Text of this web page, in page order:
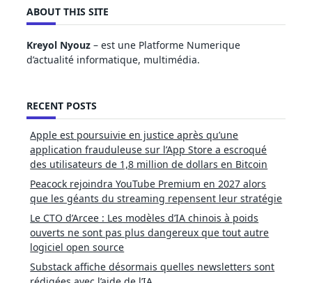
ABOUT THIS SITE
Kreyol Nyouz – est une Platforme Numerique
d’actualité informatique, multimédia.
RECENT POSTS
Apple est poursuivie en justice après qu’une
application frauduleuse sur l’App Store a escroqué
des utilisateurs de 1,8 million de dollars en Bitcoin
Peacock rejoindra YouTube Premium en 2027 alors
que les géants du streaming repensent leur stratégie
Le CTO d’Arcee : Les modèles d’IA chinois à poids
ouverts ne sont pas plus dangereux que tout autre
logiciel open source
Substack affiche désormais quelles newsletters sont